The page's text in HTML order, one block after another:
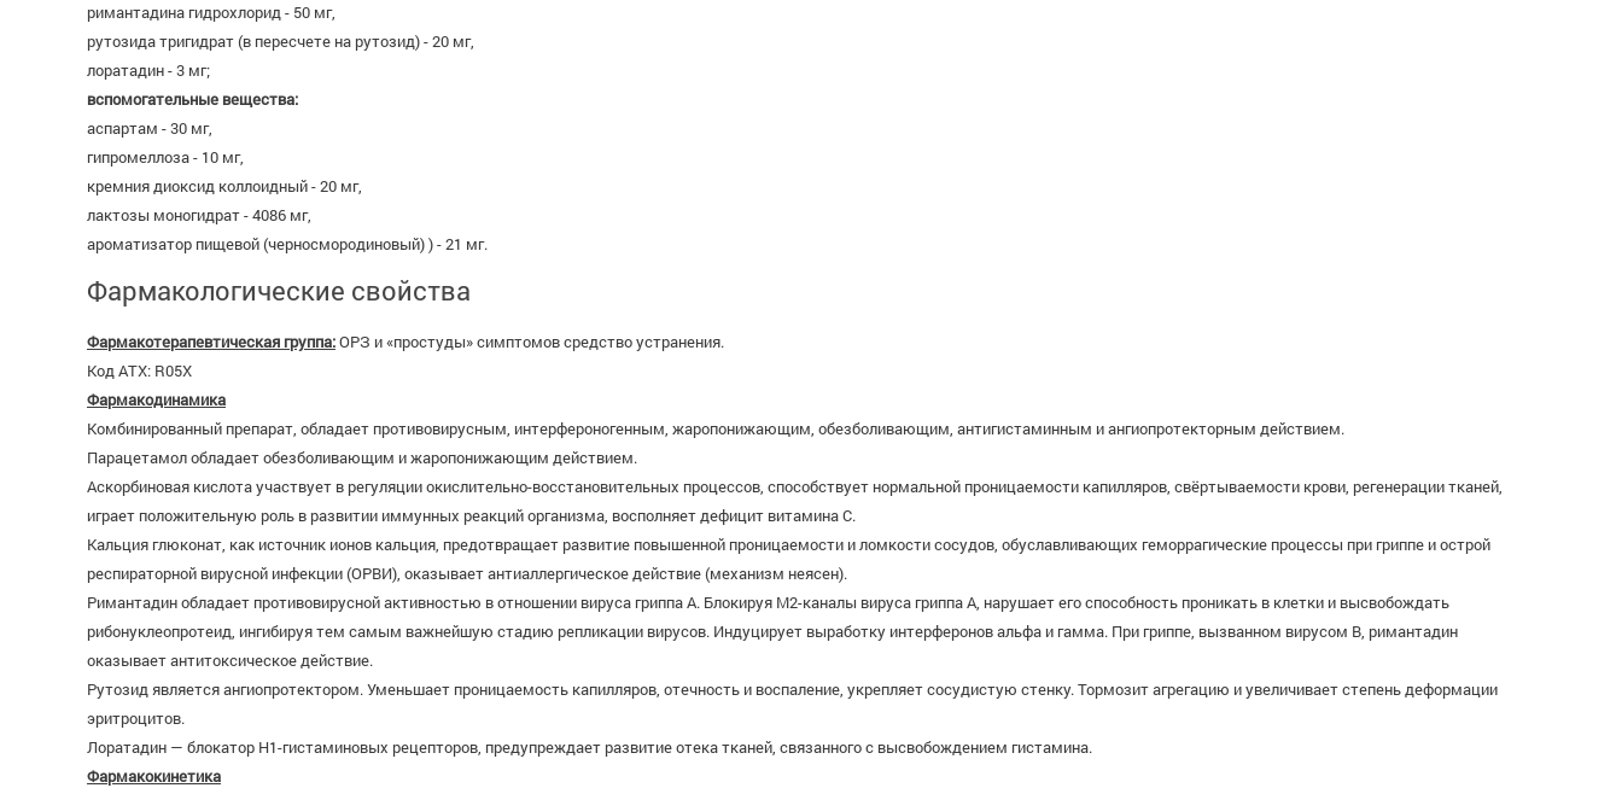
римантадина гидрохлорид - 50 мг,
рутозида тригидрат (в пересчете на рутозид) - 20 мг,
лоратадин - 3 мг;
вспомогательные вещества:
аспартам - 30 мг,
гипромеллоза - 10 мг,
кремния диоксид коллоидный - 20 мг,
лактозы моногидрат - 4086 мг,
ароматизатор пищевой (черносмородиновый) ) - 21 мг.
Фармакологические свойства
Фармакотерапевтическая группа:ОРЗ и «простуды» симптомов средство устранения.
Код ATX: R05X
Фармакодинамика
Комбинированный препарат, обладает противовирусным, интерфероногенным, жаропонижающим, обезболивающим, антигистаминным и ангиопротекторным действием.
Парацетамол обладает обезболивающим и жаропонижающим действием.
Аскорбиновая кислота участвует в регуляции окислительно-восстановительных процессов, способствует нормальной проницаемости капилляров, свёртываемости крови, регенерации тканей,
играет положительную роль в развитии иммунных реакций организма, восполняет дефицит витамина С.
Кальция глюконат, как источник ионов кальция, предотвращает развитие повышенной проницаемости и ломкости сосудов, обуславливающих геморрагические процессы при гриппе и острой
респираторной вирусной инфекции (ОРВИ), оказывает антиаллергическое действие (механизм неясен).
Римантадин обладает противовирусной активностью в отношении вируса гриппа А. Блокируя М2-каналы вируса гриппа А, нарушает его способность проникать в клетки и высвобождать
рибонуклеопротеид, ингибируя тем самым важнейшую стадию репликации вирусов. Индуцирует выработку интерферонов альфа и гамма. При гриппе, вызванном вирусом В, римантадин
оказывает антитоксическое действие.
Рутозид является ангиопротектором. Уменьшает проницаемость капилляров, отечность и воспаление, укрепляет сосудистую стенку. Тормозит агрегацию и увеличивает степень деформации
эритроцитов.
Лоратадин — блокатор Н1-гистаминовых рецепторов, предупреждает развитие отека тканей, связанного с высвобождением гистамина.
Фармакокинетика